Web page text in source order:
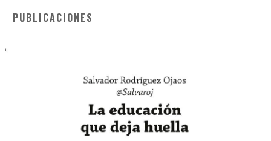
PUBLICACIONES